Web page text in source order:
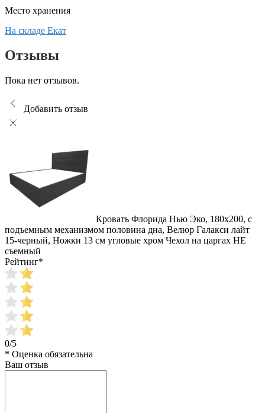
Место хранения
На складе Екат
Отзывы
Пока нет отзывов.
Добавить отзыв
Кровать Флорида Нью Эко, 180x200, с
подъемным механизмом половина дна, Велюр Галакси лайт
15-черный, Ножки 13 см угловые хром Чехол на царгах НЕ
съемный
Рейтинг*
0/5
* Оценка обязательна
Ваш отзыв